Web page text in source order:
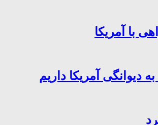
با آمریکا
دیوانگی آمریکا داریم